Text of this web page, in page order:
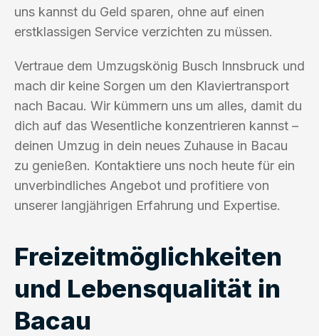
uns kannst du Geld sparen, ohne auf einen
erstklassigen Service verzichten zu müssen.
Vertraue dem Umzugskönig Busch Innsbruck und
mach dir keine Sorgen um den Klaviertransport
nach Bacau. Wir kümmern uns um alles, damit du
dich auf das Wesentliche konzentrieren kannst –
deinen Umzug in dein neues Zuhause in Bacau
zu genießen. Kontaktiere uns noch heute für ein
unverbindliches Angebot und profitiere von
unserer langjährigen Erfahrung und Expertise.
Freizeitmöglichkeiten
und Lebensqualität in
Bacau